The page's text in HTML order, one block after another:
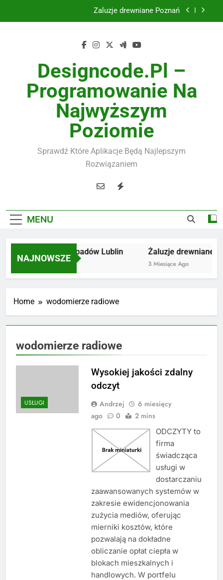
Żaluzje drewniane Poznań
Utylizacja odpadów Lublin
Żaluzje drewniane Poznań
Instalacje elektryczne Gdańsk
Designcode.pl –
Programowanie Na
Najwyższym
Poziomie
Sprawdź Które Aplikacje Będą Najlepszym
Rozwiązaniem
MENU
NAJNOWSZE
Utylizacja odpadów Lublin
2 Miesiące Ago
Żaluzje drewniane
3 Miesiące Ago
Home wodomierze radiowe
wodomierze radiowe
USŁUGI
Wysokiej jakości zdalny
odczyt
Andrzej
6 miesięcy
ago
0 2 mins
ODCZYTY to
firma
świadcząca
usługi w
dostarczaniu
zaawansowanych systemów w
zakresie ewidencjonowania
zużycia mediów, oferując
mierniki kosztów, które
pozwalają na dokładne
obliczanie opłat ciepła w
blokach mieszkalnych i
handlowych. W portfelu